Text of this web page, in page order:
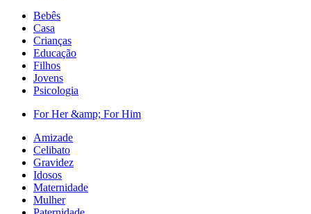
Bebês
Casa
Crianças
Educação
Filhos
Jovens
Psicologia
For Her &amp; For Him
Amizade
Celibato
Gravidez
Idosos
Maternidade
Mulher